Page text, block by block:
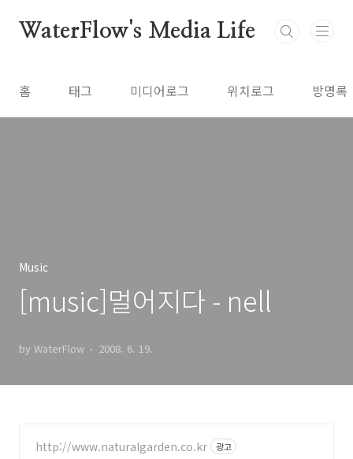
WaterFlow's Media Life
홈 태그 미디어로그 위치로그 방명록
Music
[music]멀어지다 - nell
by WaterFlow 2008. 6. 19.
http://www.naturalgarden.co.kr 광고